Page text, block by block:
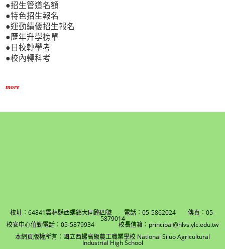
●招生管道名額
●特色招生報名
●運動績優招生報名
●歷年升學榜單
●日校轉學考
●校內轉科考
more
校址：64841雲林縣西螺鎮大同路四號 電話：05-5862024 傳真：05-
5879014
校安中心值勤電話：05-5879934 校長信箱：principal@hlvs.ylc.edu.tw
本網頁版權所有：國立西螺高級農工職業學校 National Siluo Agricultural
Industrial High School